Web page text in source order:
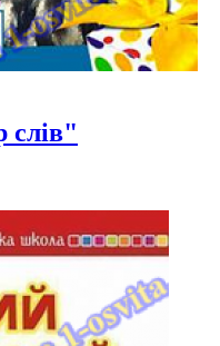
слів"